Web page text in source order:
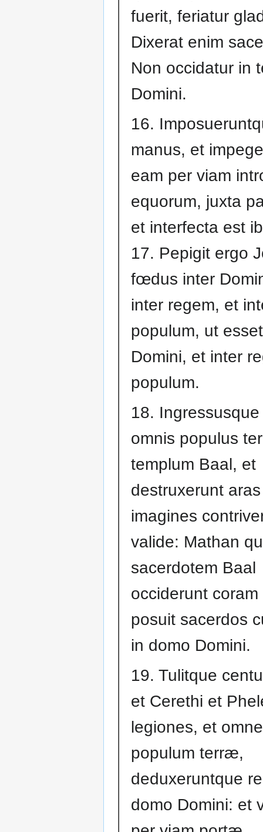
fuerit, feriatur
Dixerat enim
Non occidatur in
Domini.
16.
manus, et
eam per viam
equorum, juxta
et interfecta est
17. Pepigit ergo
fœdus inter
inter regem, et
populum, ut
Domini, et inter
populum.
18.
omnis populus
templum Baal, et
destruxerunt
imagines
valide: Mathan
sacerdotem Baal
occiderunt
posuit sacerdos
in domo Domini.
19. Tulitque
et Cerethi et
legiones, et
populum terræ,
deduxeruntque
domo Domini: et